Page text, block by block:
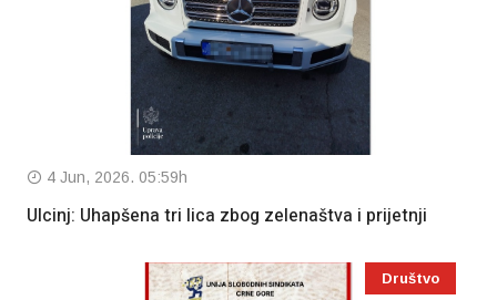
4 Jun, 2026. 05:59h
Ulcinj: Uhapšena tri lica zbog zelenaštva i prijetnji
Društvo